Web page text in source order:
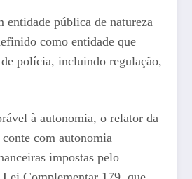
pública de natureza
como entidade que
polícia, incluindo regulação,
à autonomia, o relator da
com autonomia
impostas pelo